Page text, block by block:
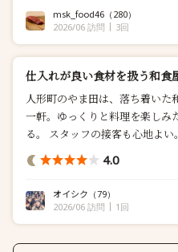
msk_food46 （280）
2026/06 訪問
3回
仕入れが良い食材を扱う和食
人形町のやま田は、落ち着いた
一軒。ゆっくりと料理を楽しみ
る。 スタッフの接客も心地
4.0
オイシク （79）
2026/06 訪問
1回